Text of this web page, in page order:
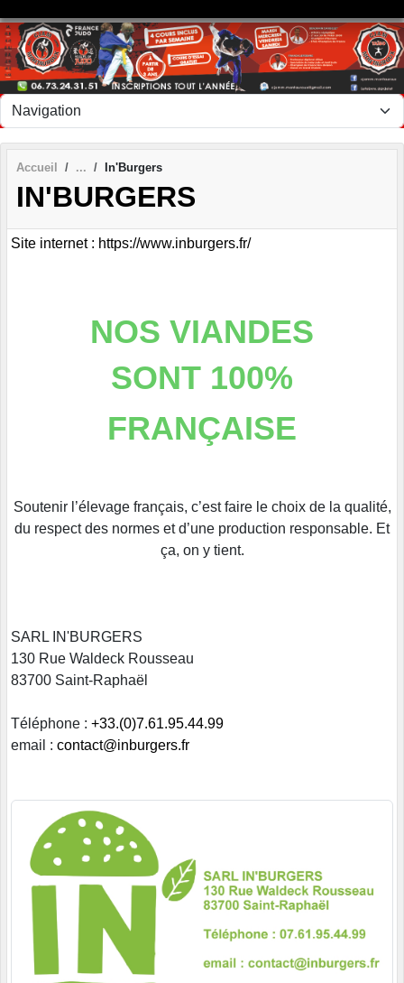
Accueil In'Burgers
IN'BURGERS
Site internet : https://www.inburgers.fr/
NOS VIANDES
SONT 100%
FRANÇAISE
Soutenir l’élevage français, c’est faire le choix de la qualité,
du respect des normes et d’une production responsable. Et
ça, on y tient.
SARL IN'BURGERS
130 Rue Waldeck Rousseau
83700 Saint-Raphaël
Téléphone : +33.(0)7.61.95.44.99
email : contact@inburgers.fr